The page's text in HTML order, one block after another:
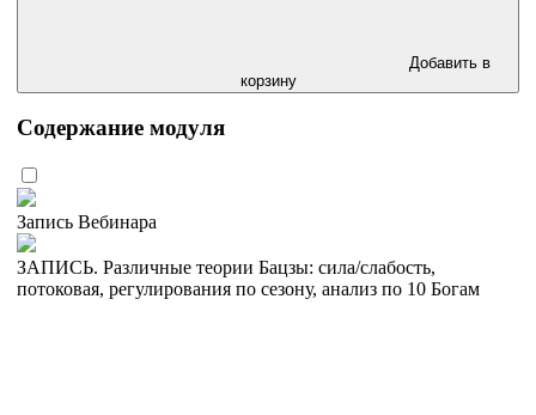
Добавить в
корзину
Содержание модуля
Запись Вебинара
ЗАПИСЬ. Различные теории Бацзы: сила/слабость,
потоковая, регулирования по сезону, анализ по 10 Богам